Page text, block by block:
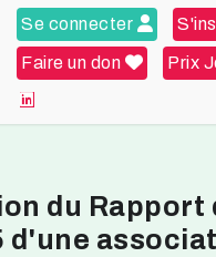
Se connecter
Faire un don Prix
du
d'une